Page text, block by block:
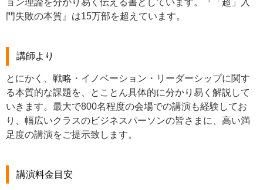
ョン理論を分かり易く伝える書としています。『「超」入
門失敗の本質』は15万部を超えています。
講師より
とにかく、戦略・イノベーション・リーダーシップに関す
る本質的な課題を、とことん具体的に分かり易く解説して
いきます。最大で800名程度の会場での講演も経験してお
り、幅広いクラスのビジネスパーソンの皆さまに、高い満
足度の講演をご提示致します。
講演料金目安